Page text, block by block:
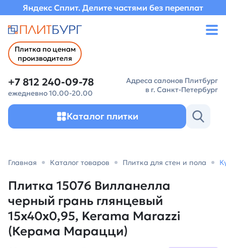
Яндекс Сплит. Делите частями без переплат
Плитка по ценам
производителя
+7 812 240-09-78
ежедневно 10.00-20.00
Адреса салонов Плитбург
в г. Санкт-Петербург
Каталог плитки
Главная Каталог товаров Плитка для стен и пола
Плитка 15076 Вилланелла
черный грань глянцевый
15x40x0,95, Kerama Marazzi
(Керама Марацци)